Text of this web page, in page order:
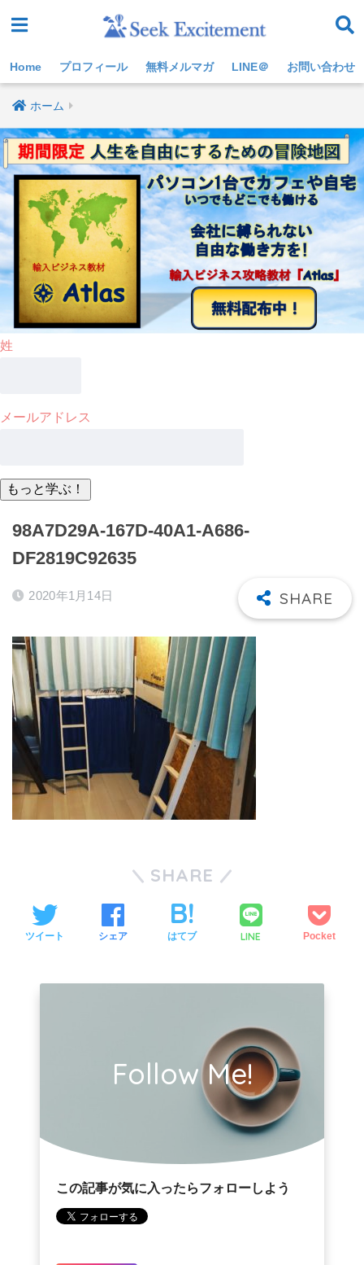
Home プロフィール 無料メルマガ LINE＠ お問い合わせ
ホーム
姓
メールアドレス
98A7D29A-167D-40A1-A686-
DF2819C92635
2020年1月14日
SHARE
ツイート シェア はてブ LINE Pocket
Follow Me!
この記事が気に入ったらフォローしよう